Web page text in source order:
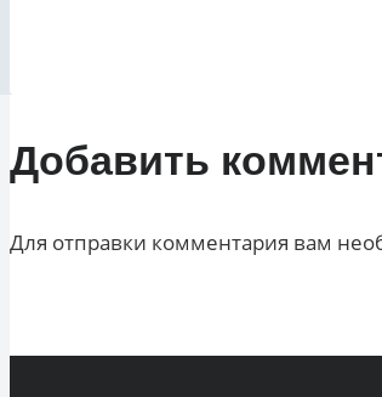
Добавить
Для отправки комментария вам